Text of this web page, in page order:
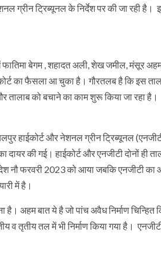
ग्रीन ट्रिब्यूनल के निर्देश पर की जा रही
फातिमा बेगम , शहादत अली, शेख जमील, मंसूर
का फैसला आ चुका है। गौरतलब है कि इस
को बचाने का काम शुरू किया जा रहा है।
हाईकोर्ट और नेशनल ग्रीन ट्रिब्यूनल
की गई। हाईकोर्ट और एनजीटी दोनों ही
नौ फरवरी 2023 को आया जबकि एनजीटी
में है।
है। अहम बात ये है जो पांच अवैध निर्माण
तृतीय तल में भी निर्माण किया गया है।